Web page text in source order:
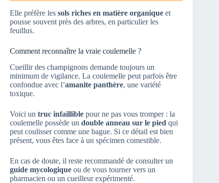
Elle préfère les sols riches en matière organique et
pousse souvent près des arbres, en particulier les
feuillus.
Comment reconnaître la vraie coulemelle ?
Cueillir des champignons demande toujours un
minimum de vigilance. La coulemelle peut parfois être
confondue avec l’amanite panthère, une variété
toxique.
Voici un truc infaillible pour ne pas vous tromper : la
coulemelle possède un double anneau sur le pied qui
peut coulisser comme une bague. Si ce détail est bien
présent, vous êtes face à un spécimen comestible.
En cas de doute, il reste recommandé de consulter un
guide mycologique ou de vous tourner vers un
pharmacien ou un cueilleur expérimenté.